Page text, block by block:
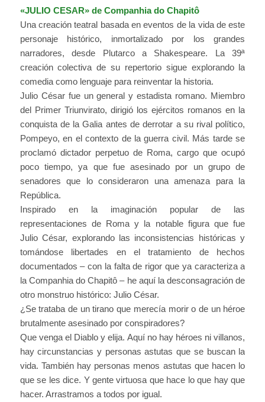
«JULIO CESAR» de Companhia do Chapitô
Una creación teatral basada en eventos de la vida de este
personaje histórico, inmortalizado por los grandes
narradores, desde Plutarco a Shakespeare. La 39ª
creación colectiva de su repertorio sigue explorando la
comedia como lenguaje para reinventar la historia.
Julio César fue un general y estadista romano. Miembro
del Primer Triunvirato, dirigió los ejércitos romanos en la
conquista de la Galia antes de derrotar a su rival político,
Pompeyo, en el contexto de la guerra civil. Más tarde se
proclamó dictador perpetuo de Roma, cargo que ocupó
poco tiempo, ya que fue asesinado por un grupo de
senadores que lo consideraron una amenaza para la
República.
Inspirado en la imaginación popular de las
representaciones de Roma y la notable figura que fue
Julio César, explorando las inconsistencias históricas y
tomándose libertades en el tratamiento de hechos
documentados – con la falta de rigor que ya caracteriza a
la Companhia do Chapitô – he aquí la desconsagración de
otro monstruo histórico: Julio César.
¿Se trataba de un tirano que merecía morir o de un héroe
brutalmente asesinado por conspiradores?
Que venga el Diablo y elija. Aquí no hay héroes ni villanos,
hay circunstancias y personas astutas que se buscan la
vida. También hay personas menos astutas que hacen lo
que se les dice. Y gente virtuosa que hace lo que hay que
hacer. Arrastramos a todos por igual.